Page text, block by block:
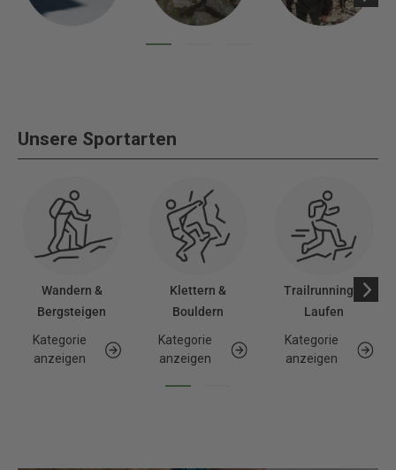
Unsere Sportarten
Wandern &
Bergsteigen
Kategorie
anzeigen
Klettern &
Bouldern
Kategorie
anzeigen
Trailrunning &
Laufen
Kategorie
anzeigen